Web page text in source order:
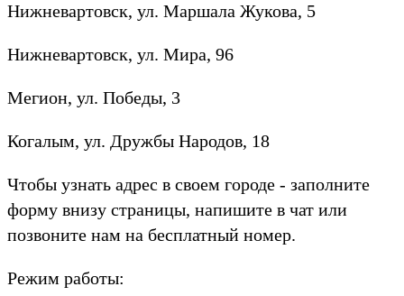
Нижневартовск, ул. Маршала Жукова, 5
Нижневартовск, ул. Мира, 96
Мегион, ул. Победы, 3
Когалым, ул. Дружбы Народов, 18
Чтобы узнать адрес в своем городе - заполните
форму внизу страницы, напишите в чат или
позвоните нам на бесплатный номер.
Режим работы: